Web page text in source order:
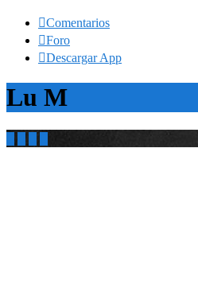
Comentarios
Foro
Descargar App
Lu M